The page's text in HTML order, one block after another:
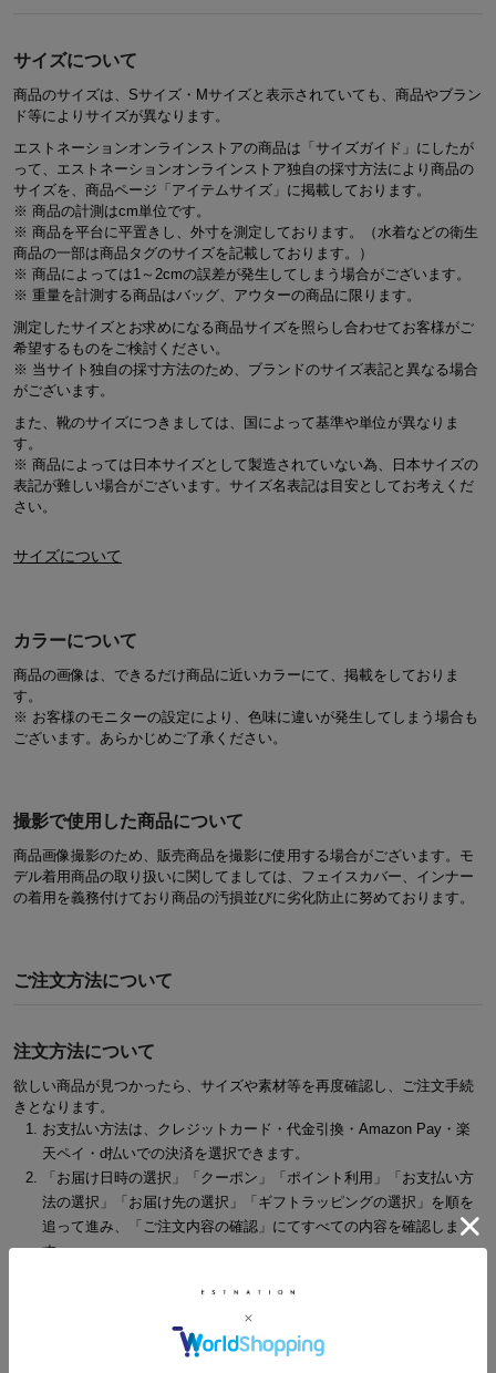
サイズについて
商品のサイズは、Sサイズ・Mサイズと表示されていても、商品やブラン
ド等によりサイズが異なります。
エストネーションオンラインストアの商品は「サイズガイド」にしたが
って、エストネーションオンラインストア独自の採寸方法により商品の
サイズを、商品ページ「アイテムサイズ」に掲載しております。
※ 商品の計測はcm単位です。
※ 商品を平台に平置きし、外寸を測定しております。（水着などの衛生
商品の一部は商品タグのサイズを記載しております。）
※ 商品によっては1～2cmの誤差が発生してしまう場合がございます。
※ 重量を計測する商品はバッグ、アウターの商品に限ります。
測定したサイズとお求めになる商品サイズを照らし合わせてお客様がご
希望するものをご検討ください。
※ 当サイト独自の採寸方法のため、ブランドのサイズ表記と異なる場合
がございます。
また、靴のサイズにつきましては、国によって基準や単位が異なりま
す。
※ 商品によっては日本サイズとして製造されていない為、日本サイズの
表記が難しい場合がございます。サイズ名表記は目安としてお考えくだ
さい。
サイズについて
カラーについて
商品の画像は、できるだけ商品に近いカラーにて、掲載をしておりま
す。
※ お客様のモニターの設定により、色味に違いが発生してしまう場合も
ございます。あらかじめご了承ください。
撮影で使用した商品について
商品画像撮影のため、販売商品を撮影に使用する場合がございます。モ
デル着用商品の取り扱いに関してましては、フェイスカバー、インナー
の着用を義務付けており商品の汚損並びに劣化防止に努めております。
ご注文方法について
注文方法について
欲しい商品が見つかったら、サイズや素材等を再度確認し、ご注文手続
きとなります。
お支払い方法は、クレジットカード・代金引換・Amazon Pay・楽
天ペイ・d払いでの決済を選択できます。
「お届け日時の選択」「クーポン」「ポイント利用」「お支払い方
法の選択」「お届け先の選択」「ギフトラッピングの選択」を順を
追って進み、「ご注文内容の確認」にてすべての内容を確認しま
す。
その他ご注文内容のキャンセル・変更、返品、不良品、修理につい